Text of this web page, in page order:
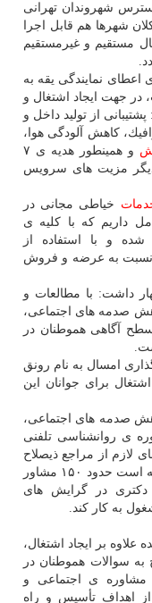
شهروندان تهرانی
شهرها هم قابل اجرا
مستقیم و غیرمستقیم
اعطای نمایندگی یقه به
در جهت ایجاد اشتغال و
از تولید داخل و
كاهش آلودگی هوا،
و همینطور هدیه ی ۷
دیگر مزیت های سرویس
خیاطی مجانی در
داریم كه با كلیه ی
شده و با استفاده از
نسبت به عرضه و فروش
داشت: با مطالعات و
صدمه های اجتماعی،
سطح آگاهی هموطنان در
امسال به نام رونق
برای جوانان این
صدمه های اجتماعی،
ی روانشناسی تلفنی
لازم از مراجع ذیصلاح
تأسیس و راه اندازی شده كه تا كنون توانسته است حدود ۱۵۰ مشاور
دكتری در گرایش های
به كار كند.
علاوه بر ایجاد اشتغال،
سوالات هموطنان در
ی اجتماعی و
اهداف تأسیس و راه